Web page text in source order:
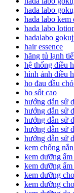
hada labo
hada labo kem
hada labo
hadalabo
hair essence
hãng tủ lạnh
hệ thống điều
hình ảnh điều
ho đau đầu
ho sốt cao
hướng dẫn sử
hướng dẫn sử
hướng dẫn sử
hướng dẫn sử
hướng dẫn sử
kem chống
kem dưỡng
kem dưỡng ẩm
kem dưỡng
kem dưỡng